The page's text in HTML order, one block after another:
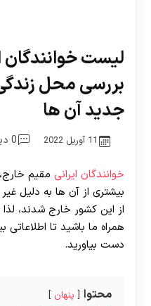
لیست خوانندگان
بررسی محل
جدید آن ها
11 آوریل 2022 0 دیدگاه
خوانندگان ایرانی مقیم
بیشتری از آن ها به دلیل
از این کشور خارج شدند،
همراه ما باشید تا اطلاعاتی
دست بیاورید.
محتوا پنهان